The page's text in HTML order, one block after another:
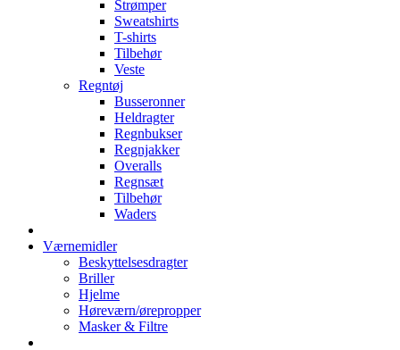
Strømper
Sweatshirts
T-shirts
Tilbehør
Veste
Regntøj
Busseronner
Heldragter
Regnbukser
Regnjakker
Overalls
Regnsæt
Tilbehør
Waders
Værnemidler
Beskyttelsesdragter
Briller
Hjelme
Høreværn/ørepropper
Masker & Filtre